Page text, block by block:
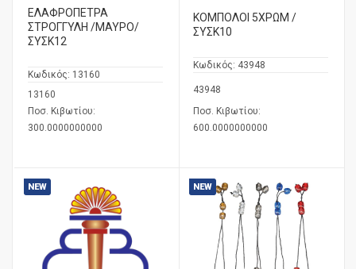
ΕΛΑΦΡΟΠΕΤΡΑ
ΣΤΡΟΓΓΥΛΗ /ΜΑΥΡΟ/
ΣΥΣΚ12
Κωδικός: 13160
13160
Ποσ. Κιβωτίου:
300.0000000000
ΚΟΜΠΟΛΟΙ 5ΧΡΩΜ /
ΣΥΣΚ10
Κωδικός: 43948
43948
Ποσ. Κιβωτίου:
600.0000000000
NEW NEW